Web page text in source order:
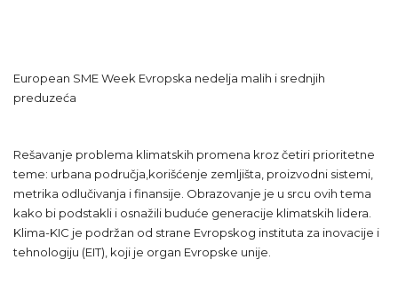
European SME Week Evropska nedelja malih i srednjih
preduzeća
Rešavanje problema klimatskih promena kroz četiri prioritetne
teme: urbana područja,korišćenje zemljišta, proizvodni sistemi,
metrika odlučivanja i finansije. Obrazovanje je u srcu ovih tema
kako bi podstakli i osnažili buduće generacije klimatskih lidera.
Klima-KIC je podržan od strane Evropskog instituta za inovacije i
tehnologiju (EIT), koji je organ Evropske unije.